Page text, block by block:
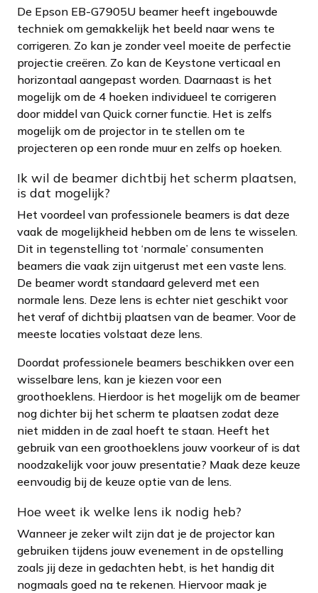
De Epson EB-G7905U beamer heeft ingebouwde
techniek om gemakkelijk het beeld naar wens te
corrigeren. Zo kan je zonder veel moeite de perfectie
projectie creëren. Zo kan de Keystone verticaal en
horizontaal aangepast worden. Daarnaast is het
mogelijk om de 4 hoeken individueel te corrigeren
door middel van Quick corner functie. Het is zelfs
mogelijk om de projector in te stellen om te
projecteren op een ronde muur en zelfs op hoeken.
Ik wil de beamer dichtbij het scherm plaatsen,
is dat mogelijk?
Het voordeel van professionele beamers is dat deze
vaak de mogelijkheid hebben om de lens te wisselen.
Dit in tegenstelling tot ‘normale’ consumenten
beamers die vaak zijn uitgerust met een vaste lens.
De beamer wordt standaard geleverd met een
normale lens. Deze lens is echter niet geschikt voor
het veraf of dichtbij plaatsen van de beamer. Voor de
meeste locaties volstaat deze lens.
Doordat professionele beamers beschikken over een
wisselbare lens, kan je kiezen voor een
groothoeklens. Hierdoor is het mogelijk om de beamer
nog dichter bij het scherm te plaatsen zodat deze
niet midden in de zaal hoeft te staan. Heeft het
gebruik van een groothoeklens jouw voorkeur of is dat
noodzakelijk voor jouw presentatie? Maak deze keuze
eenvoudig bij de keuze optie van de lens.
Hoe weet ik welke lens ik nodig heb?
Wanneer je zeker wilt zijn dat je de projector kan
gebruiken tijdens jouw evenement in de opstelling
zoals jij deze in gedachten hebt, is het handig dit
nogmaals goed na te rekenen. Hiervoor maak je